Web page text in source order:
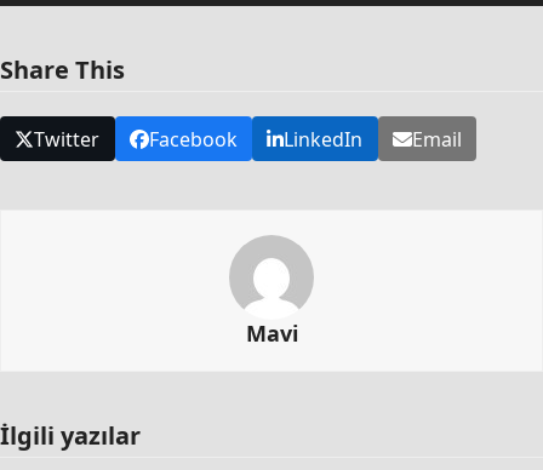
Share This
Twitter Facebook LinkedIn Email
Mavi
İlgili yazılar